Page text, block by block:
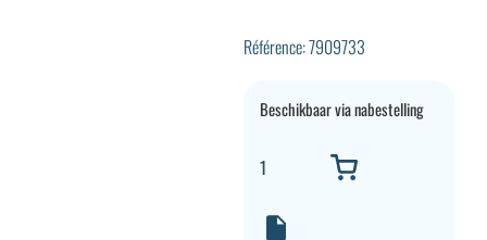
Référence: 7909733
Beschikbaar via nabestelling